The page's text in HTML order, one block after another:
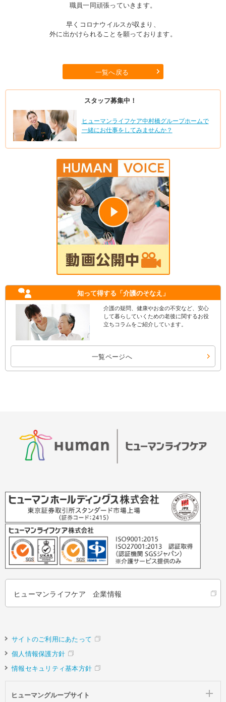
職員一同頑張っていきます。
早くコロナウイルスが収まり、
外に出かけられることを願っております。
一覧へ戻る
スタッフ募集中！
ヒューマンライフケア中村橋グループホームで
一緒にお仕事をしてみませんか？
知って得する 「介護のそなえ」
介護の疑問、健康やお金の不安など、安心
して暮らしていくための老後に関するお役
立ちコラムをご紹介しています。
一覧ページへ
ヒューマンライフケア 企業情報
サイトのご利用にあたって
個人情報保護方針
情報セキュリティ基本方針
ヒューマングループサイト